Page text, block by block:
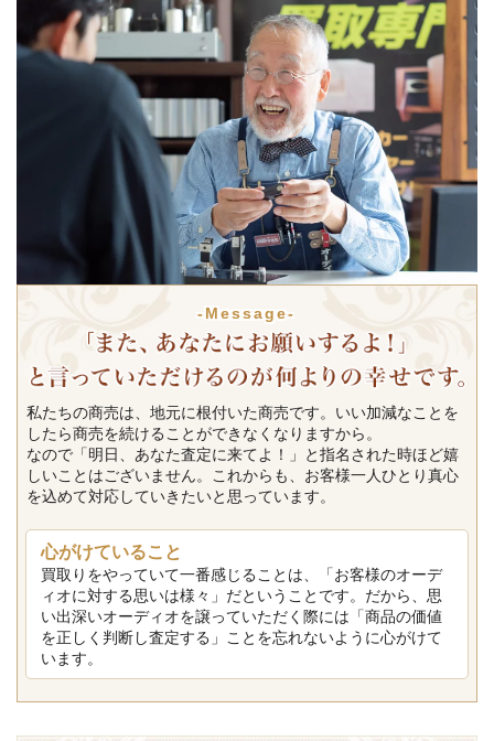
-Message-
私たちの商売は、地元に根付いた商売です。いい加減なことを
したら商売を続けることができなくなりますから。
なので「明日、あなた査定に来てよ！」と指名された時ほど嬉
しいことはございません。これからも、お客様一人ひとり真心
を込めて対応していきたいと思っています。
心がけていること
買取りをやっていて一番感じることは、「お客様のオーデ
ィオに対する思いは様々」だということです。だから、思
い出深いオーディオを譲っていただく際には「商品の価値
を正しく判断し査定する」ことを忘れないように心がけて
います。